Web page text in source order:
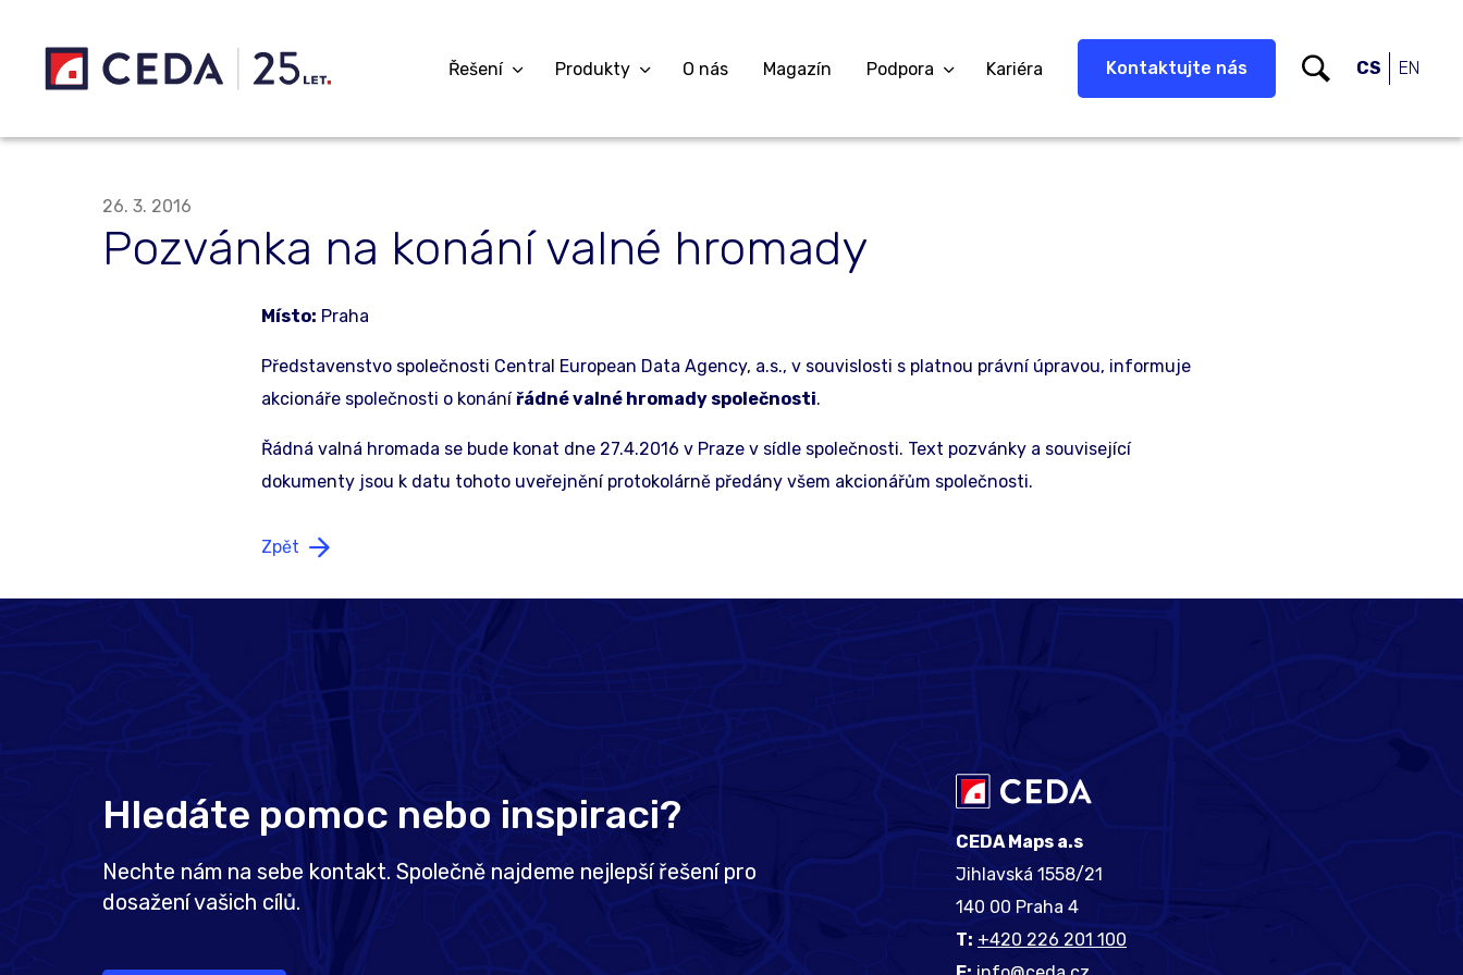
Řešení Produkty O nás Magazín Podpora Kariéra Kontaktujte nás CS EN
26. 3. 2016
Pozvánka na konání valné hromady
Místo: Praha
Představenstvo společnosti Central European Data Agency, a.s., v souvislosti s platnou právní úpravou, informuje
akcionáře společnosti o konání řádné valné hromady společnosti.
Řádná valná hromada se bude konat dne 27.4.2016 v Praze v sídle společnosti. Text pozvánky a související
dokumenty jsou k datu tohoto uveřejnění protokolárně předány všem akcionářům společnosti.
Zpět
Hledáte pomoc nebo inspiraci?
Nechte nám na sebe kontakt. Společně najdeme nejlepší řešení pro
dosažení vašich cílů.
CEDA Maps a.s
Jihlavská 1558/21
140 00 Praha 4
T: +420 226 201 100